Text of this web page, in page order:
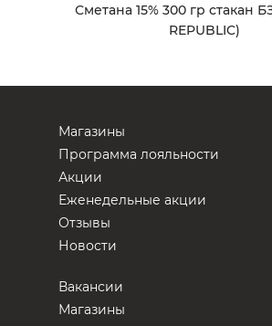
Сметана 15% 300 гр стакан
REPUBLIC)
Магазины
Программа лояльности
Акции
Еженедельные акции
Отзывы
Новости
Вакансии
Магазины